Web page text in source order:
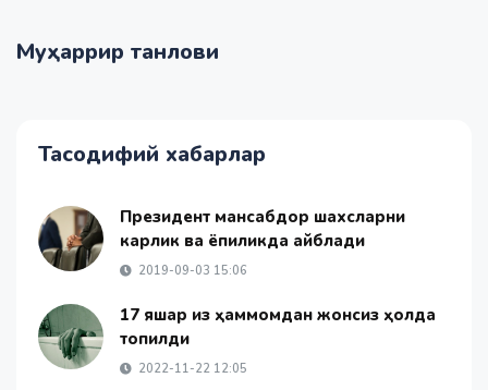
Муҳаррир танлови
Тасодифий хабарлар
Президент мансабдор шахсларни
карлик ва ёпиқликда айблади
2019-09-03 15:06
17 яшар қиз ҳаммомдан жонсиз ҳолда
топилди
2022-11-22 12:05